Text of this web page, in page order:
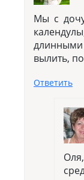
Мы с
вылить,
Ответить